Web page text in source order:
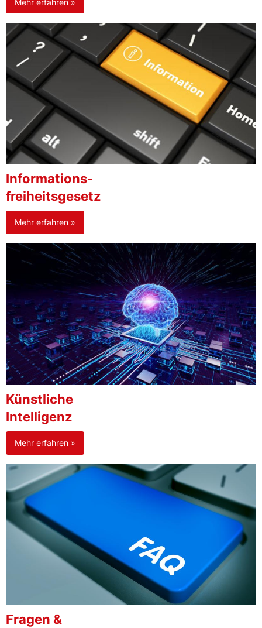
Informations-
freiheitsgesetz
Mehr erfahren »
Künstliche
Intelligenz
Mehr erfahren »
Fragen &